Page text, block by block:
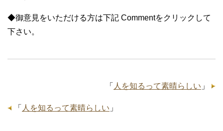
◆御意見をいただける方は下記 Commentをクリックして
下さい。
「 人を知るって素晴らしい 」
「 人を知るって素晴らしい 」